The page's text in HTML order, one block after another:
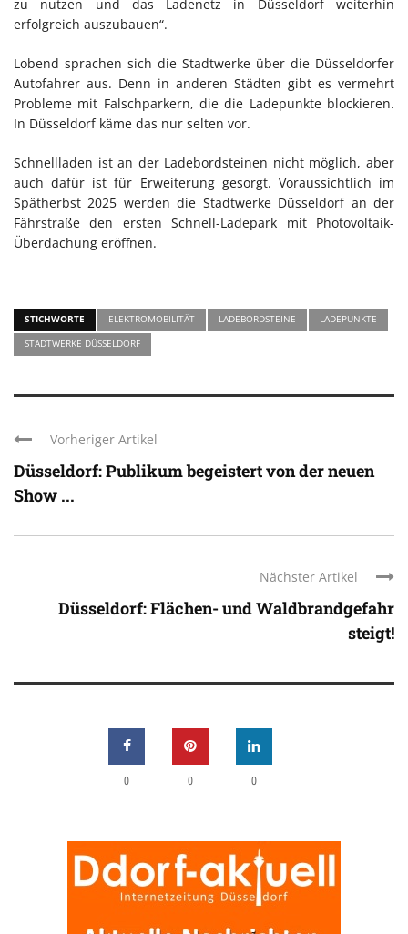
zu nutzen und das Ladenetz in Düsseldorf weiterhin
erfolgreich auszubauen“.
Lobend sprachen sich die Stadtwerke über die Düsseldorfer
Autofahrer aus. Denn in anderen Städten gibt es vermehrt
Probleme mit Falschparkern, die die Ladepunkte blockieren.
In Düsseldorf käme das nur selten vor.
Schnellladen ist an der Ladebordsteinen nicht möglich, aber
auch dafür ist für Erweiterung gesorgt. Voraussichtlich im
Spätherbst 2025 werden die Stadtwerke Düsseldorf an der
Fährstraße den ersten Schnell-Ladepark mit Photovoltaik-
Überdachung eröffnen.
STICHWORTE ELEKTROMOBILITÄT LADEBORDSTEINE
LADEPUNKTE
STADTWERKE DÜSSELDORF
Vorheriger Artikel
Düsseldorf: Publikum begeistert von der neuen
Show ...
Nächster Artikel
Düsseldorf: Flächen- und Waldbrandgefahr
steigt!
0 0 0